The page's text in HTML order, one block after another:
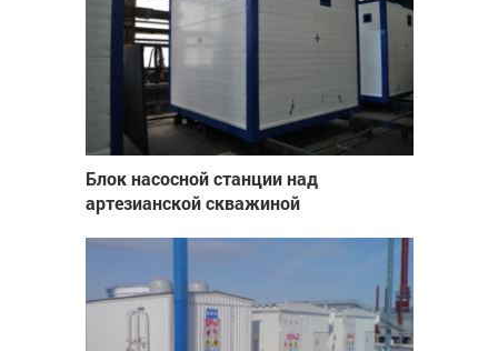
Блок насосной станции над
артезианской скважиной